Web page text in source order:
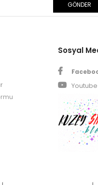
GÖNDER
Sosyal
Youtube